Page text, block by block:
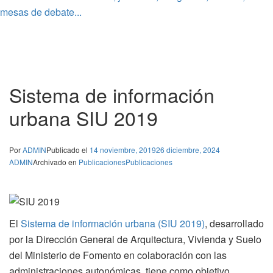
mesas de debate...
Sistema de información
urbana SIU 2019
PorADMINPublicado el 14 noviembre, 201926 diciembre, 2024
ADMINArchivado en PublicacionesPublicaciones
El Sistema de información urbana (SIU 2019), desarrollado
por la Dirección General de Arquitectura, Vivienda y Suelo
del Ministerio de Fomento en colaboración con las